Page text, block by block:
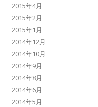
2015年4月
2015年2月
2015年1月
2014年12月
2014年10月
2014年9月
2014年8月
2014年6月
2014年5月